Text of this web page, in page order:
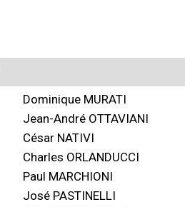
Dominique MURATI
Jean-André OTTAVIANI
César NATIVI
Charles ORLANDUCCI
Paul MARCHIONI
José PASTINELLI